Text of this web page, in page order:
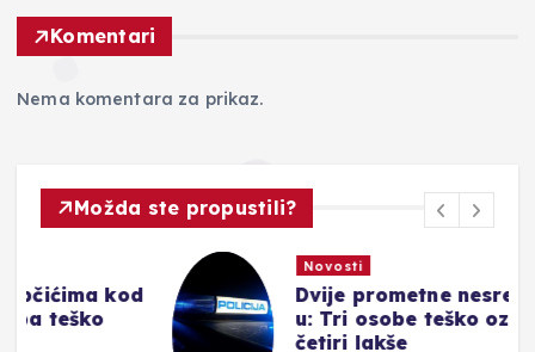
Komentari
Nema komentara za prikaz.
Možda ste propustili?
Novosti
Dvije prometne nesreće u HNŽ-
u: Tri osobe teško ozlijeđene,
četiri lakše